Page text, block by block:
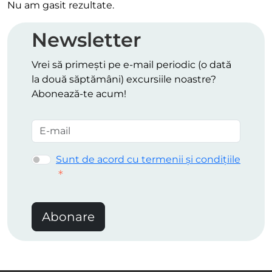
Nu am gasit rezultate.
Newsletter
Vrei să primești pe e-mail periodic (o dată
la două săptămâni) excursiile noastre?
Abonează-te acum!
Sunt de acord cu termenii și condițiile
Abonare